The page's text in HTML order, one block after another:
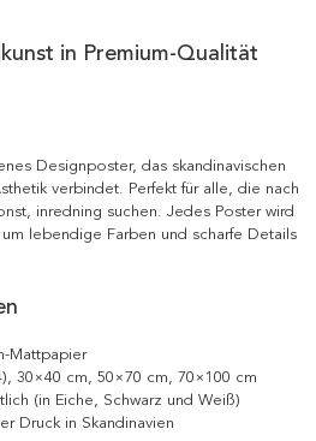
in Premium-Qualität
Designposter, das skandinavischen
verbindet. Perfekt für alle, die nach
inredning suchen. Jedes Poster wird
lebendige Farben und scharfe Details
Mattpapier
30×40 cm, 50×70 cm, 70×100 cm
(in Eiche, Schwarz und Weiß)
Druck in Skandinavien